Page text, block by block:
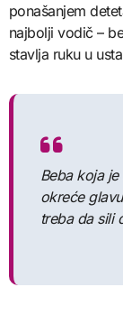
ponašanjem
najbolji vodič –
stavlja ruku u
Beba koja
okreće
treba da sili